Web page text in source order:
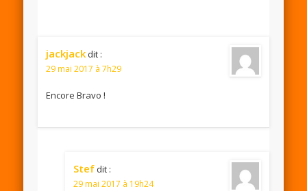
jackjack dit :
29 mai 2017 à 7h29
Encore Bravo !
Stef dit :
29 mai 2017 à 19h24